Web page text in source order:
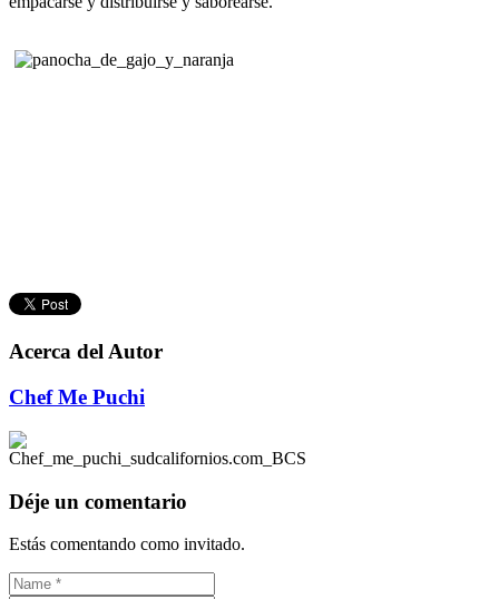
Acerca del Autor
Chef Me Puchi
Déje un comentario
Estás comentando como invitado.